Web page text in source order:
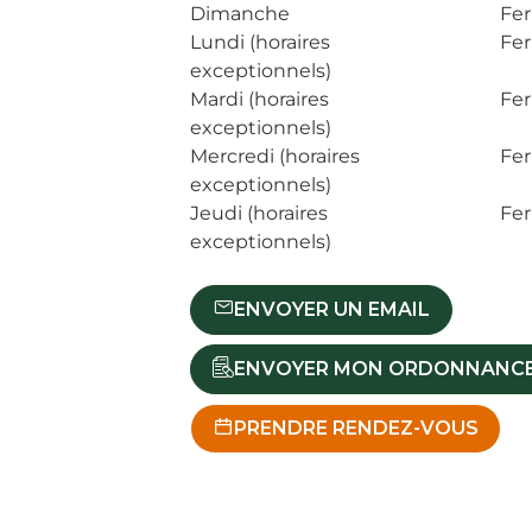
Dimanche
Lundi (horaires
exceptionnels)
Mardi (horaires
exceptionnels)
Mercredi (horaires
exceptionnels)
Jeudi (horaires
exceptionnels)
ENVOYER UN EMAIL
ENVOYER MON
PRENDRE RENDEZ-VOUS